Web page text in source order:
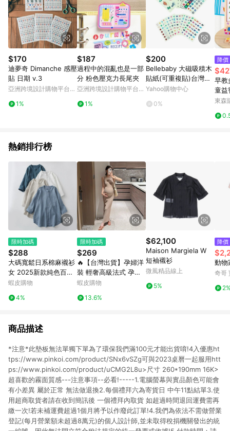
顏色、價位、贈品如與 Pinkoi 商品資訊頁及購物車不符，以
Pinkoi 購物商品資訊頁及購物車標示為準。 10. 點數紅包使用規
則請以點數紅包活動說明為準。 11. 若於 LINE 購物前往 Pinkoi
頁面後才首次下載 Pinkoi APP 並完成訂單，不符合導購資格；承
上，首次下載 Pinkoi APP 後，需透過 LINE 購物前往 Pinkoi 頁
面，方享導購資格。
$170
迪夢奇 Dimanche 感壓
貼 日期 v.3
亞洲跨境設計購物平台
1%
$187
過程中的混亂也是一部
分 粉色壓克力長尾夾
亞洲跨境設計購物平台
1%
$200
Bellebaby 大磁吸積木
貼紙(可重複貼)台灣獨
家版
Yahoo購物中心
0%
降價
早教
童益
配對
東森
熱銷排行榜
限時加碼
$288
大碼寬鬆日系棉麻襯衫
女 2025新款純色百搭
休閒圓領五分袖襯衣 文
蝦皮購物
4%
限時加碼
$269
🔥【台灣出貨】孕婦洋
裝 輕奢高級法式 孕婦
連衣裙 夏季新款 氣質
織長裙 修身孕婦長裙
蝦皮購物
13.6%
$62,100
Maison Margiela W
短袖襯衫
微風精品線上
5%
降價
動物
奇哥
商品描述
*注意*此墊板無法單獨下單為了環保我們滿100元才能出貨唷!4入優惠ht
tps://www.pinkoi.com/product/SNx6vSZg可與2023桌曆一起服用htt
ps://www.pinkoi.com/product/uCMG2L8u>尺寸 260*190mm 16K>
超喜歡的霧面質感---注意事項--必看!-----1.電腦螢幕與實品顏色可能會
有小差異 屬於正常 無法做退換2.每個禮拜六為寄貨日 中午11點結單3.使
用超商取貨者請在收到簡訊後 一個禮拜內取貨 如超過時間退回運費需再
繳一次!若未補運費超過1個月將予以作廢此訂單!4.我們為依法不需做營業
登記(每月營業額未超過8萬元)的個人設計師,並未取得稅捐機關發出的統